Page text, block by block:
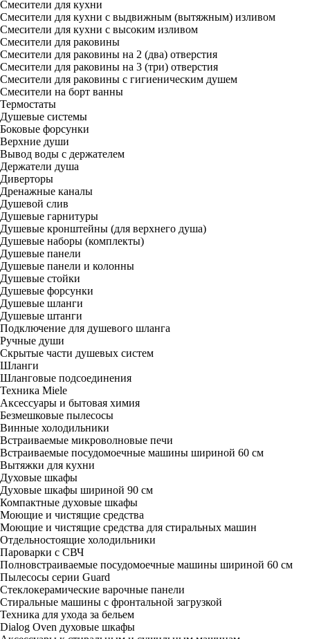
Смесители для кухни
Смесители для кухни с выдвижным (вытяжным) изливом
Смесители для кухни с высоким изливом
Смесители для раковины
Смесители для раковины на 2 (два) отверстия
Смесители для раковины на 3 (три) отверстия
Смесители для раковины с гигиеническим душем
Смесители на борт ванны
Термостаты
Душевые системы
Боковые форсунки
Верхние души
Вывод воды с держателем
Держатели душа
Диверторы
Дренажные каналы
Душевой слив
Душевые гарнитуры
Душевые кронштейны (для верхнего душа)
Душевые наборы (комплекты)
Душевые панели
Душевые панели и колонны
Душевые стойки
Душевые форсунки
Душевые шланги
Душевые штанги
Подключение для душевого шланга
Ручные души
Скрытые части душевых систем
Шланги
Шланговые подсоединения
Техника Miele
Аксессуары и бытовая химия
Безмешковые пылесосы
Винные холодильники
Встраиваемые микроволновые печи
Встраиваемые посудомоечные машины шириной 60 см
Вытяжки для кухни
Духовые шкафы
Духовые шкафы шириной 90 см
Компактные духовые шкафы
Моющие и чистящие средства
Моющие и чистящие средства для стиральных машин
Отдельностоящие холодильники
Пароварки с СВЧ
Полновстраиваемые посудомоечные машины шириной 60 см
Пылесосы серии Guard
Стеклокерамические варочные панели
Стиральные машины с фронтальной загрузкой
Техника для ухода за бельем
Dialog Oven духовые шкафы